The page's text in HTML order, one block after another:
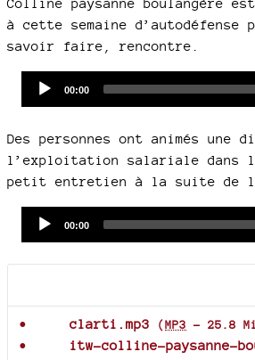
Colline paysanne boulangère
à cette semaine d’autodéfense
savoir faire, rencontre.
Current
00:00
Des personnes ont animés une
l’exploitation salariale dans
petit entretien à la suite de
Current
00:00
clarti.mp3 (MP3 - 25.8
itw-colline-paysanne-